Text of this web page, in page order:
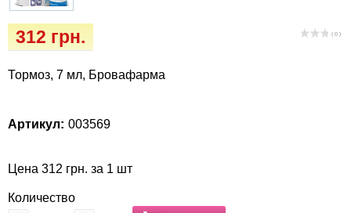
( 0 )
312 грн.
Тормоз, 7 мл, Бровафарма
Артикул: 003569
Цена 312 грн. за 1 шт
Количество
Ласощі та корма
Vet Diet Canine Wet - ветеринарные диеты
для собак
Лежаки, будиночки, охолоджуючи
Одяг та взуття